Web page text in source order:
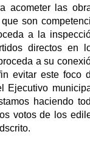
acometer las
son
a la
directos en
a su
evitar este foco
Ejecutivo
haciendo
votos de los